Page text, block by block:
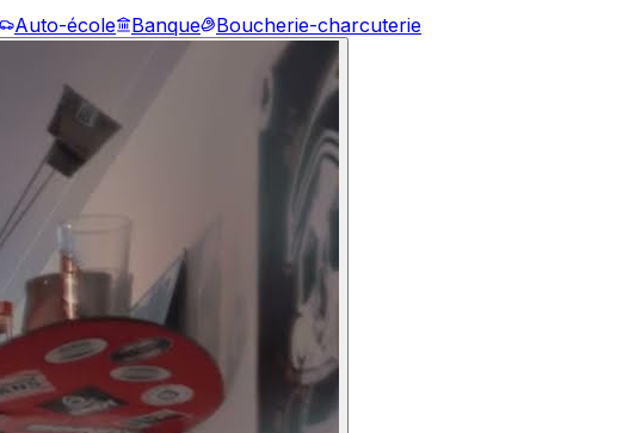
Auto-école Banque Boucherie-charcuterie